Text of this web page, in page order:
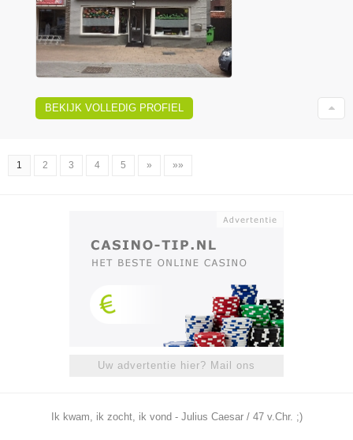
BEKIJK VOLLEDIG PROFIEL
1 2 3 4 5 » »»
Uw advertentie hier? Mail ons
Ik kwam, ik zocht, ik vond - Julius Caesar / 47 v.Chr. ;)